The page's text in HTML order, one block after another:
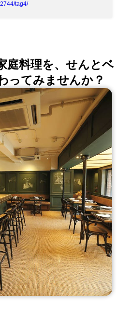
tag4/
庭料理を、せんとベ
ってみませんか？